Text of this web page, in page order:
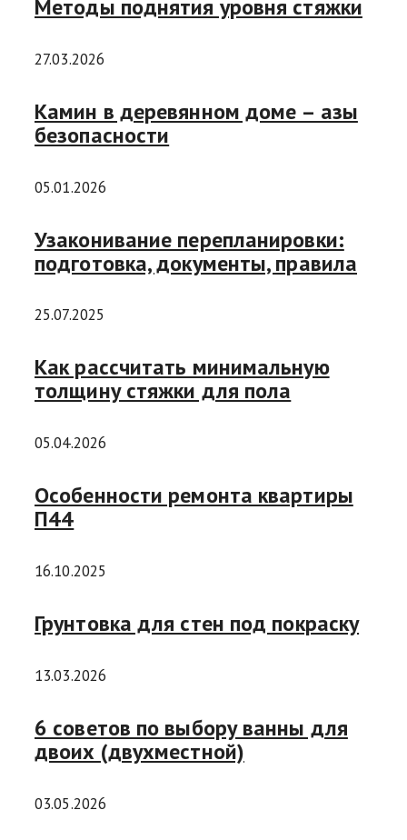
Методы поднятия уровня стяжки
27.03.2026
Камин в деревянном доме – азы
безопасности
05.01.2026
Узаконивание перепланировки:
подготовка, документы, правила
25.07.2025
Как рассчитать минимальную
толщину стяжки для пола
05.04.2026
Особенности ремонта квартиры
П44
16.10.2025
Грунтовка для стен под покраску
13.03.2026
6 советов по выбору ванны для
двоих (двухместной)
03.05.2026